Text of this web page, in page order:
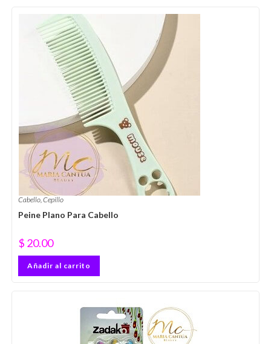
Cabello,Cepillo
Peine Plano Para Cabello
$ 20.00
Añadir al carrito